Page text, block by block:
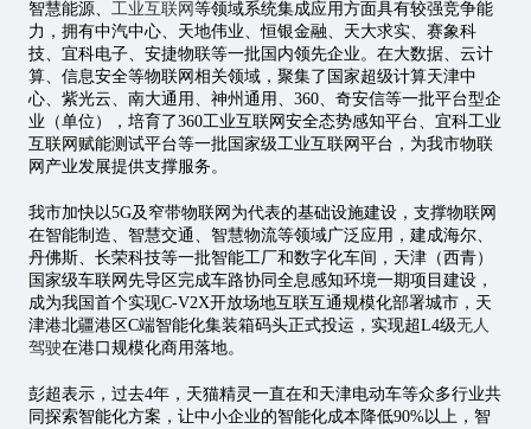
智慧能源、 工业互联网 等领域系统集成应用方面具有较强竞争能
力，拥有中汽中心、天地伟业、恒银金融、天大求实、赛象科
技、宜科电子、安捷物联等一批国内领先企业。在大数据、云计
算、信息安全等物联网相关领域，聚集了国家超级计算天津中
心、紫光云、南大通用、神州通用、360、奇安信等一批平台型企
业（单位），培育了360工业互联网安全态势感知平台、宜科工业
互联网赋能测试平台等一批国家级工业互联网平台，为我市物联
网产业发展提供支撑服务。
我市加快以5G及窄带物联网为代表的基础设施建设，支撑物联网
在智能制造、智慧交通、智慧物流等领域广泛应用，建成海尔、
丹佛斯、长荣科技等一批智能工厂和数字化车间，天津（西青）
国家级车联网先导区完成车路协同全息感知环境一期项目建设，
成为我国首个实现C-V2X开放场地互联互通规模化部署城市，天
津港北疆港区C端智能化集装箱码头正式投运，实现超L4级无人
驾驶在港口规模化商用落地。
彭超表示，过去4年，天猫精灵一直在和天津电动车等众多行业共
同探索智能化方案，让中小企业的智能化成本降低90%以上，智